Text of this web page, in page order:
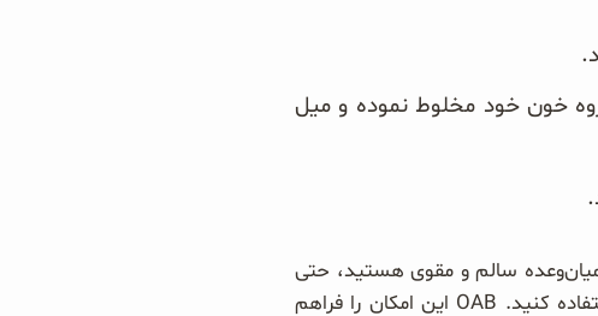
خون خود مخلوط نموده و میل
میان‌وعده سالم و مقوی هستید، حتی
می‌توانید از غلات صبحانه ارگانیک با میوه‌های خشک، انواع میوزلی و رایس کیک نیز استفاده کنید. OAB این امکان را فراهم